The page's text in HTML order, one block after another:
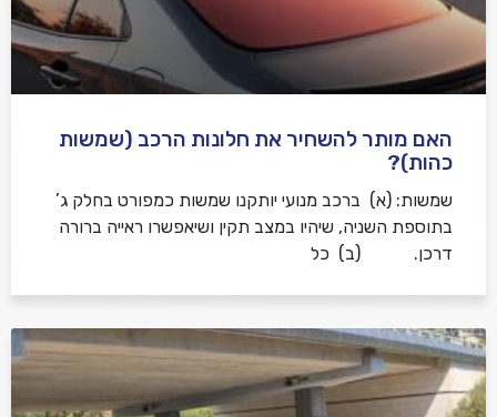
האם מותר להשחיר את חלונות הרכב (שמשות
כהות)?
שמשות: (א) ברכב מנועי יותקנו שמשות כמפורט בחלק ג’
בתוספת השניה, שיהיו במצב תקין ושיאפשרו ראייה ברורה
דרכן. (ב) כל